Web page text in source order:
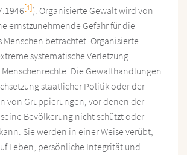
[1]). Organisierte Gewalt wird von
ernstzunehmende Gefahr für die
Menschen betrachtet. Organisierte
systematische Verletzung
Die Gewalthandlungen
staatlicher Politik oder der
von Gruppierungen, vor denen der
Bevölkerung nicht schützt oder
Sie werden in einer Weise verübt,
Leben, persönliche Integrität und